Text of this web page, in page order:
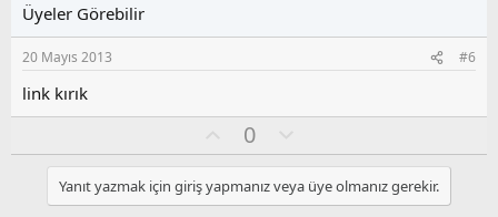
l
e
r
:
s
u
o
l
a
Üyeler Görebilir
20 Mayıs 2013 #6
link kırık
y
l
a
0
l
u
m
Yanıt yazmak için giriş yapmanız veya üye olmanız gerekir.